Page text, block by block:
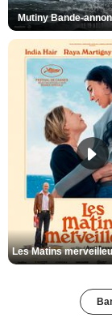
Mutiny Bande-